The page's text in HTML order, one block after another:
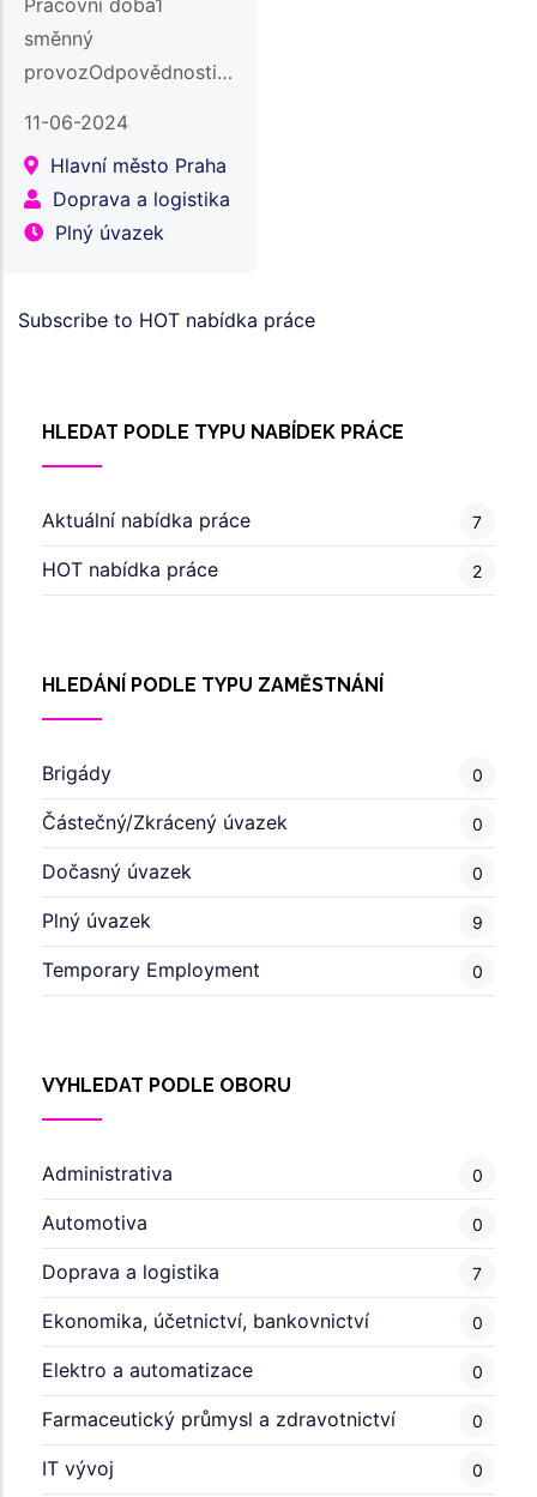
Pracovní doba1
směnný
provozOdpovědnostipráce
balení a expedice
zbožíkontrola kvality
objednávek před
11-06-2024
Hlavní město Praha
Doprava a logistika
Plný úvazek
Subscribe to HOT nabídka práce
HLEDAT PODLE TYPU NABÍDEK PRÁCE
Aktuální nabídka práce 7
HOT nabídka práce 2
HLEDÁNÍ PODLE TYPU ZAMĚSTNÁNÍ
Brigády 0
Částečný/Zkrácený úvazek 0
Dočasný úvazek 0
Plný úvazek 9
Temporary Employment 0
VYHLEDAT PODLE OBORU
Administrativa 0
Automotiva 0
Doprava a logistika 7
Ekonomika, účetnictví, bankovnictví 0
Elektro a automatizace 0
Farmaceutický průmysl a zdravotnictví 0
IT vývoj 0